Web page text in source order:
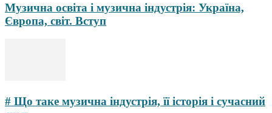
Музична освіта і музична індустрія: Україна,
Європа, світ. Вступ
# Що таке музична індустрія, її історія і сучасний